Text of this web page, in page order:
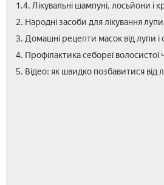
1.4. Лікувальні шампуні, лосьйони і
2. Народні засоби для лікування
3. Домашні рецепти масок від лупи і
4. Профілактика себореї волосистої
5. Відео: як швидко позбавитися від